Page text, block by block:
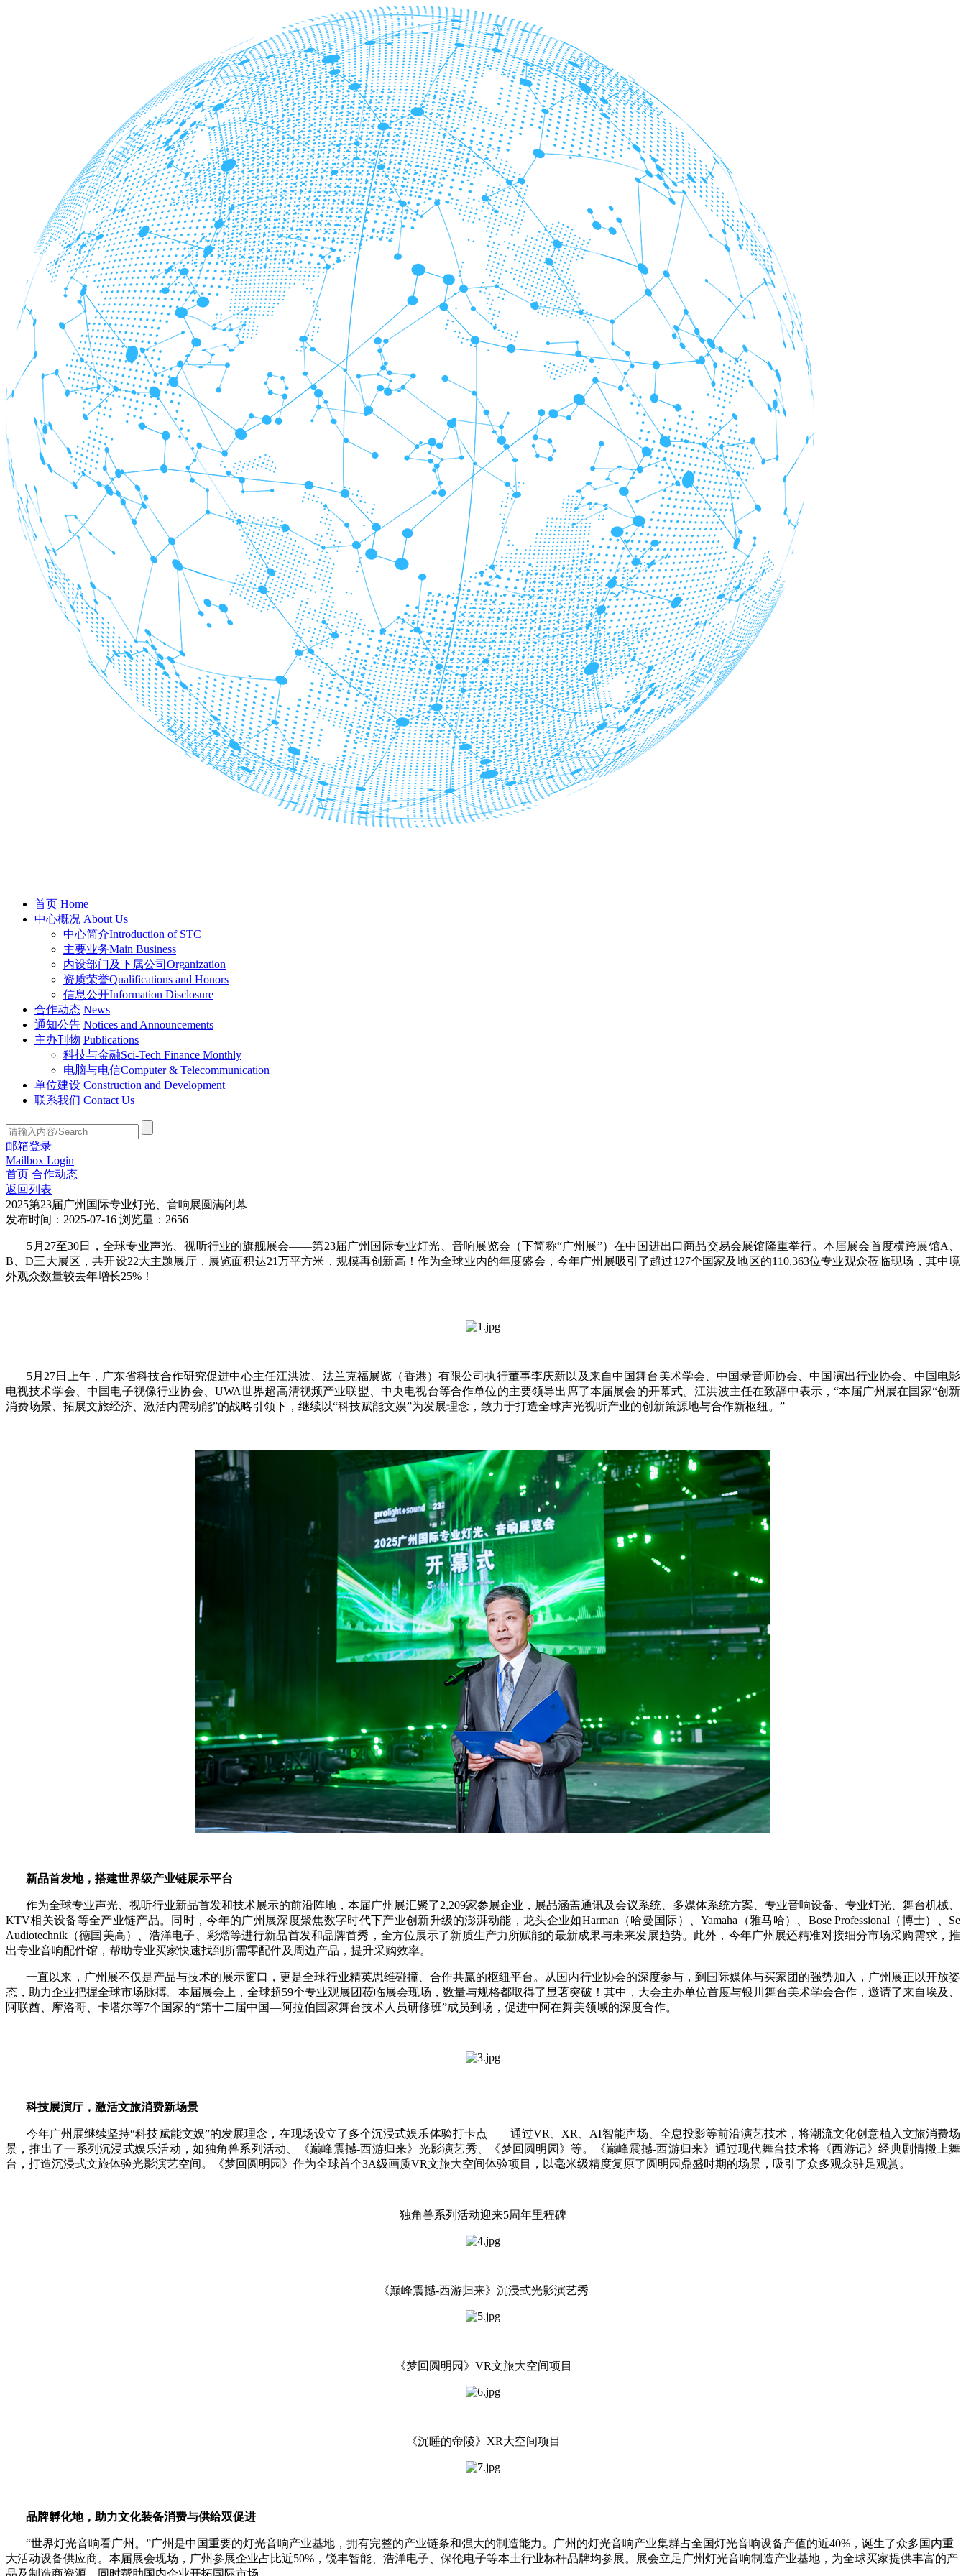
首页 Home
中心概况 About Us
中心简介Introduction of STC
主要业务Main Business
内设部门及下属公司 Organization
资质荣誉Qualifications and Honors
信息公开Information Disclosure
合作动态 News
通知公告 Notices and Announcements
主办刊物 Publications
科技与金融Sci-Tech Finance Monthly
电脑与电信Computer & Telecommunication
单位建设 Construction and Development
联系我们 Contact Us
邮箱登录
Mailbox Login
首页 合作动态
返回列表
2025第23届广州国际专业灯光、音响展圆满闭幕
发布时间：2025-07-16 浏览量：2656
5月27至30日，全球专业声光、视听行业的旗舰展会——第23届广州国际专业灯光、音响展览会（下简称“广州展”）在中国进出口商品交易会展馆隆重举行。本届展会首度横跨展馆A、
B、D三大展区，共开设22大主题展厅，展览面积达21万平方米，规模再创新高！作为全球业内的年度盛会，今年广州展吸引了超过127个国家及地区的110,363位专业观众莅临现场，其中境
外观众数量较去年增长25%！
5月27日上午，广东省科技合作研究促进中心主任江洪波、法兰克福展览（香港）有限公司执行董事李庆新以及来自中国舞台美术学会、中国录音师协会、中国演出行业协会、中国电影
电视技术学会、中国电子视像行业协会、UWA世界超高清视频产业联盟、中央电视台等合作单位的主要领导出席了本届展会的开幕式。江洪波主任在致辞中表示，“本届广州展在国家“创新
消费场景、拓展文旅经济、激活内需动能”的战略引领下，继续以“科技赋能文娱”为发展理念，致力于打造全球声光视听产业的创新策源地与合作新枢纽。”
新品首发地，搭建世界级产业链展示平台
作为全球专业声光、视听行业新品首发和技术展示的前沿阵地，本届广州展汇聚了2,209家参展企业，展品涵盖通讯及会议系统、多媒体系统方案、专业音响设备、专业灯光、舞台机械、
KTV相关设备等全产业链产品。同时，今年的广州展深度聚焦数字时代下产业创新升级的澎湃动能，龙头企业如Harman（哈曼国际）、Yamaha（雅马哈）、Bose Professional（博士）、Se
Audiotechnik（德国美高）、浩洋电子、彩熠等进行新品首发和品牌首秀，全方位展示了新质生产力所赋能的最新成果与未来发展趋势。此外，今年广州展还精准对接细分市场采购需求，推
出专业音响配件馆，帮助专业买家快速找到所需零配件及周边产品，提升采购效率。
一直以来，广州展不仅是产品与技术的展示窗口，更是全球行业精英思维碰撞、合作共赢的枢纽平台。从国内行业协会的深度参与，到国际媒体与买家团的强势加入，广州展正以开放姿
态，助力企业把握全球市场脉搏。本届展会上，全球超59个专业观展团莅临展会现场，数量与规格都取得了显著突破！其中，大会主办单位首度与银川舞台美术学会合作，邀请了来自埃及、
阿联酋、摩洛哥、卡塔尔等7个国家的“第十二届中国—阿拉伯国家舞台技术人员研修班”成员到场，促进中阿在舞美领域的深度合作。
科技展演厅，激活文旅消费新场景
今年广州展继续坚持“科技赋能文娱”的发展理念，在现场设立了多个沉浸式娱乐体验打卡点——通过VR、XR、AI智能声场、全息投影等前沿演艺技术，将潮流文化创意植入文旅消费场
景，推出了一系列沉浸式娱乐活动，如独角兽系列活动、《巅峰震撼-西游归来》光影演艺秀、《梦回圆明园》等。《巅峰震撼-西游归来》通过现代舞台技术将《西游记》经典剧情搬上舞
台，打造沉浸式文旅体验光影演艺空间。《梦回圆明园》作为全球首个3A级画质VR文旅大空间体验项目，以毫米级精度复原了圆明园鼎盛时期的场景，吸引了众多观众驻足观赏。
独角兽系列活动迎来5周年里程碑
《巅峰震撼-西游归来》沉浸式光影演艺秀
《梦回圆明园》VR文旅大空间项目
《沉睡的帝陵》XR大空间项目
品牌孵化地，助力文化装备消费与供给双促进
“世界灯光音响看广州。 ”广州是中国重要的灯光音响产业基地，拥有完整的产业链条和强大的制造能力。广州的灯光音响产业集群占全国灯光音响设备产值的近40% ，诞生了众多国内重
大活动设备供应商。本届展会现场，广州参展企业占比近50% ，锐丰智能、浩洋电子、保伦电子等本土行业标杆品牌均参展。展会立足广州灯光音响制造产业基地，为全球买家提供丰富的产
品及制造商资源，同时帮助国内企业开拓国际市场。